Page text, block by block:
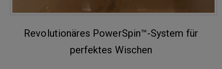
Revolutionäres PowerSpin™-System für
perfektes Wischen